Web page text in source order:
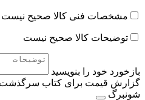
مشخصات فنی کالا صحیح نیست
توضیحات کالا صحیح نیست
بازخورد خود را بنویسید
گزارش قیمت برای کتاب سرگذشت
شونبرگ